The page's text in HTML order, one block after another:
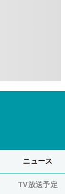
ニュース
TV放送予定